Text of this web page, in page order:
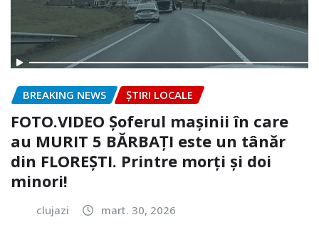
BREAKING NEWS ȘTIRI LOCALE
FOTO.VIDEO Șoferul mașinii în care
au MURIT 5 BĂRBAȚI este un tânăr
din FLOREȘTI. Printre morți și doi
minori!
clujazi mart. 30, 2026